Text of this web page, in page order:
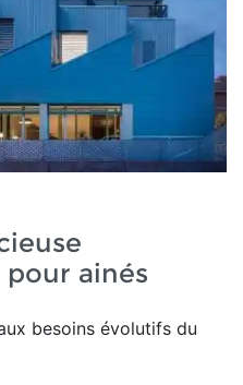
ainés
besoins évolutifs du